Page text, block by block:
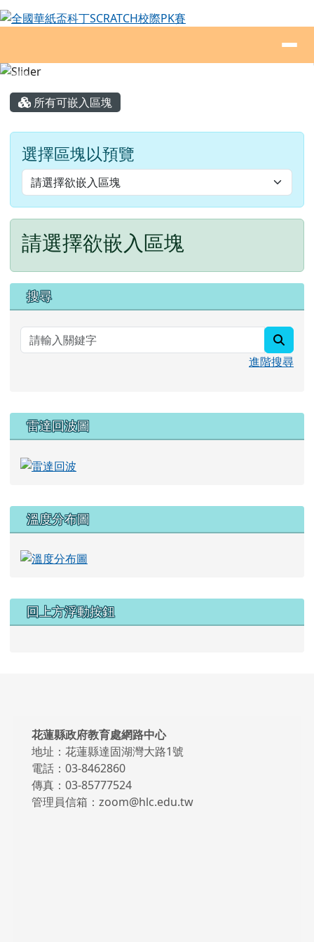
跳至主內容區
全國華紙盃科丁SCRATCH校際PK賽
主內容區域
所有可嵌入區塊
選擇區塊以預覽
請選擇欲嵌入區塊
右邊區域內容
搜尋
進階搜尋
雷達回波圖
溫度分布圖
回上方浮動按鈕
頁尾區域
頁尾區域內容
花蓮縣政府教育處網路中心
地址：花蓮縣達固湖灣大路1號
電話：03-8462860
傳真：03-85777524
管理員信箱：zoom@hlc.edu.tw